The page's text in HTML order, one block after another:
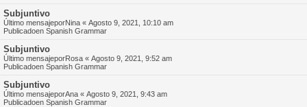
Subjuntivo
Último mensajeporNina « Agosto 9, 2021, 10:10 am
Publicadoen Spanish Grammar
Subjuntivo
Último mensajeporRosa « Agosto 9, 2021, 9:52 am
Publicadoen Spanish Grammar
Subjuntivo
Último mensajeporAna « Agosto 9, 2021, 9:43 am
Publicadoen Spanish Grammar